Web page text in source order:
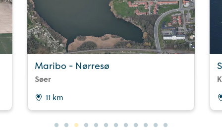
Maribo - Nørresø
Søer
11 km